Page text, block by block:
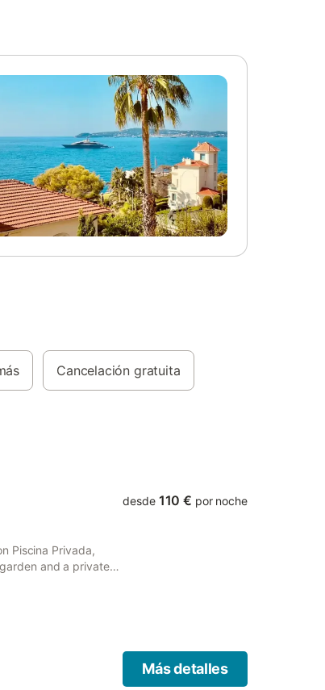
Cancelación gratuita
Piscina Privada,
and a private
desde 110 € por noche
Más detalles